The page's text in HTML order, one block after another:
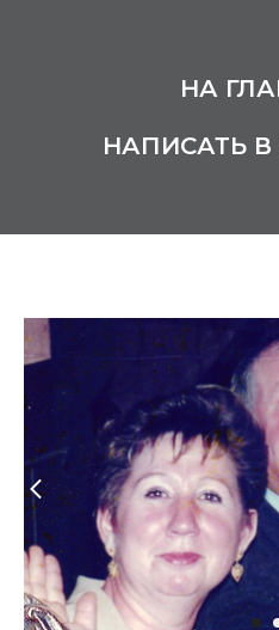
НА
НАПИСАТЬ